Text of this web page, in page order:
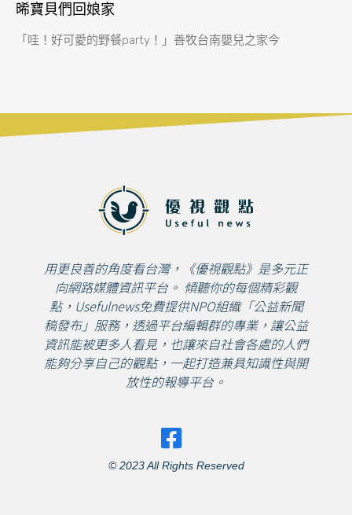
晞寶貝們回娘家
「哇！好可愛的野餐party！」善牧台南嬰兒之家今
用更良善的角度看台灣，《優視觀點》是多元正
向網路媒體資訊平台。 傾聽你的每個精彩觀
點，Usefulnews免費提供NPO組織「公益新聞
稿發布」服務，透過平台編輯群的專業，讓公益
資訊能被更多人看見，也讓來自社會各處的人們
能夠分享自己的觀點，一起打造兼具知識性與開
放性的報導平台。
© 2023 All Rights Reserved